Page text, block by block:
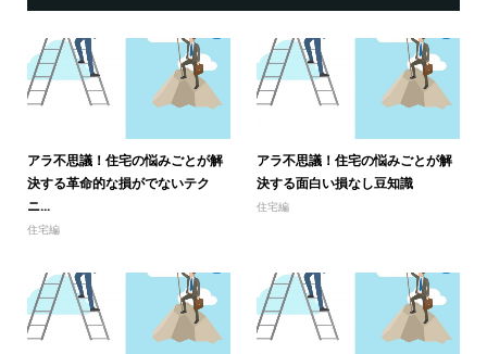
アラ不思議！住宅の悩みごとが解
決する革命的な損がでないテク
ニ...
住宅編
アラ不思議！住宅の悩みごとが解
決する面白い損なし豆知識
住宅編